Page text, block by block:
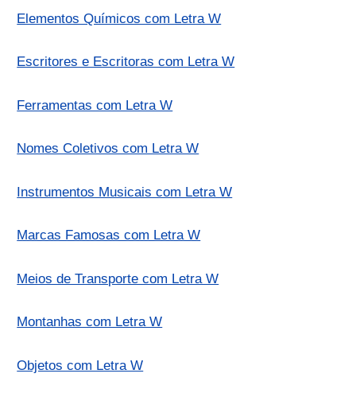
Elementos Químicos com Letra W
Escritores e Escritoras com Letra W
Ferramentas com Letra W
Nomes Coletivos com Letra W
Instrumentos Musicais com Letra W
Marcas Famosas com Letra W
Meios de Transporte com Letra W
Montanhas com Letra W
Objetos com Letra W